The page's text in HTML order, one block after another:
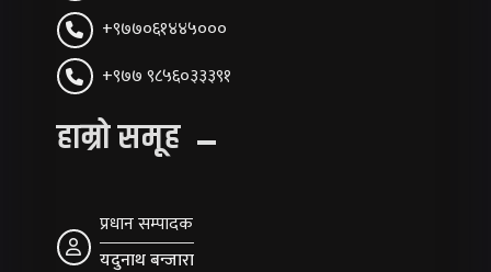
+९७७०६१४४५०००
+९७७ ९८५६०३३३९१
हाम्रो समूह
प्रधान सम्पादक
यदुनाथ बन्जारा